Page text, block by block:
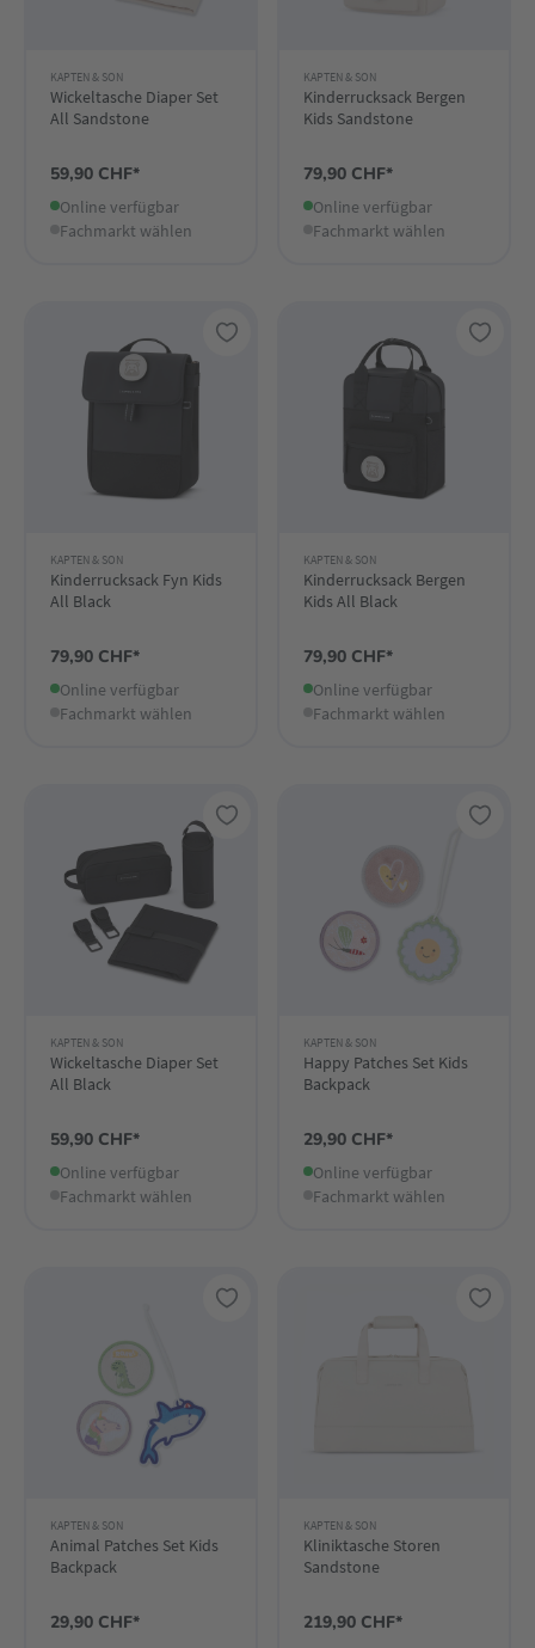
KAPTEN & SON
Wickeltasche Diaper Set
All Sandstone
59,90 CHF*
Online verfügbar
Fachmarkt wählen
KAPTEN & SON
Kinderrucksack Bergen
Kids Sandstone
79,90 CHF*
Online verfügbar
Fachmarkt wählen
KAPTEN & SON
Kinderrucksack Fyn Kids
All Black
79,90 CHF*
Online verfügbar
Fachmarkt wählen
KAPTEN & SON
Kinderrucksack Bergen
Kids All Black
79,90 CHF*
Online verfügbar
Fachmarkt wählen
KAPTEN & SON
Wickeltasche Diaper Set
All Black
59,90 CHF*
Online verfügbar
Fachmarkt wählen
KAPTEN & SON
Happy Patches Set Kids
Backpack
29,90 CHF*
Online verfügbar
Fachmarkt wählen
KAPTEN & SON
Animal Patches Set Kids
Backpack
29,90 CHF*
KAPTEN & SON
Kliniktasche Storen
Sandstone
219,90 CHF*